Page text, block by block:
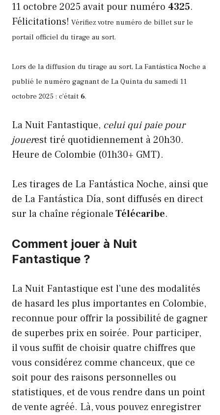
11 octobre 2025 avait pour numéro 4325.
Félicitations! Vérifiez votre numéro de billet sur le
portail officiel du tirage au sort.
Lors de la diffusion du tirage au sort, La Fantástica Noche a
publié le numéro gagnant de La Quinta du samedi 11
octobre 2025 : c’était 6.
La Nuit Fantastique, celui qui paie pour
jouerest tiré quotidiennement à 20h30.
Heure de Colombie (01h30+ GMT).
Les tirages de La Fantástica Noche, ainsi que
de La Fantástica Día, sont diffusés en direct
sur la chaîne régionaleTélécaribe.
Comment jouer à Nuit
Fantastique ?
La Nuit Fantastique est l’une des modalités
de hasard les plus importantes en Colombie,
reconnue pour offrir la possibilité de gagner
de superbes prix en soirée. Pour participer,
il vous suffit de choisir quatre chiffres que
vous considérez comme chanceux, que ce
soit pour des raisons personnelles ou
statistiques, et de vous rendre dans un point
de vente agréé. Là, vous pouvez enregistrer